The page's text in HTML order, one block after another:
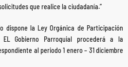
que realice la ciudadanía.”
dispone la Ley Orgánica de Participación
Gobierno Parroquial procederá a la
al periodo 1 enero – 31 diciembre